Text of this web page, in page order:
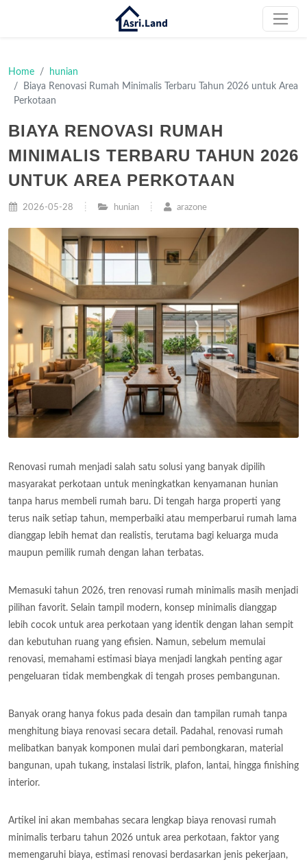
Home
hunian
Biaya Renovasi Rumah Minimalis Terbaru Tahun 2026 untuk Area
Perkotaan
BIAYA RENOVASI RUMAH
MINIMALIS TERBARU TAHUN 2026
UNTUK AREA PERKOTAAN
2026-05-28 hunian arazone
Renovasi rumah menjadi salah satu solusi yang banyak dipilih
masyarakat perkotaan untuk meningkatkan kenyamanan hunian
tanpa harus membeli rumah baru. Di tengah harga properti yang
terus naik setiap tahun, memperbaiki atau memperbarui rumah lama
dianggap lebih hemat dan realistis, terutama bagi keluarga muda
maupun pemilik rumah dengan lahan terbatas.
Memasuki tahun 2026, tren renovasi rumah minimalis masih menjadi
pilihan favorit. Selain tampil modern, konsep minimalis dianggap
lebih cocok untuk area perkotaan yang identik dengan lahan sempit
dan kebutuhan ruang yang efisien. Namun, sebelum memulai
renovasi, memahami estimasi biaya menjadi langkah penting agar
pengeluaran tidak membengkak di tengah proses pembangunan.
Banyak orang hanya fokus pada desain dan tampilan rumah tanpa
menghitung biaya renovasi secara detail. Padahal, renovasi rumah
melibatkan banyak komponen mulai dari pembongkaran, material
bangunan, upah tukang, instalasi listrik, plafon, lantai, hingga finishing
interior.
Artikel ini akan membahas secara lengkap biaya renovasi rumah
minimalis terbaru tahun 2026 untuk area perkotaan, faktor yang
memengaruhi biaya, estimasi renovasi berdasarkan jenis pekerjaan,